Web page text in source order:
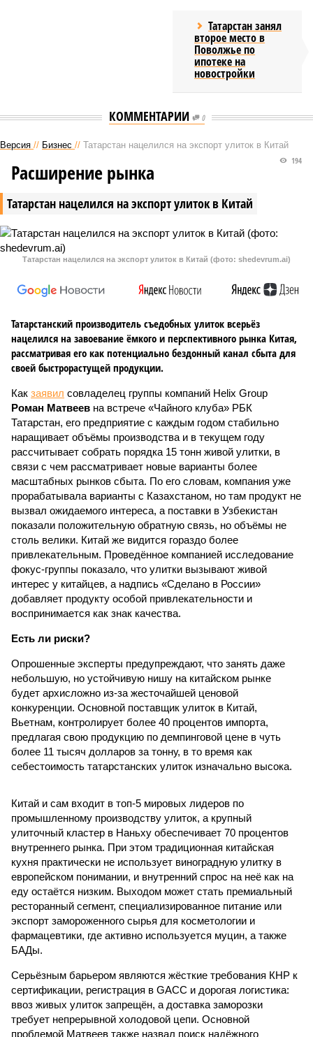
Татарстан занял
второе место в
Поволжье по
ипотеке на
новостройки
КОММЕНТАРИИ 0
Версия // Бизнес // Татарстан нацелился на экспорт улиток в Китай
Татарстан нацелился на экспорт улиток в Китай
194
Расширение рынка
Татарстан нацелился на экспорт улиток в Китай (фото: shedevrum.ai)
Татарстанский производитель съедобных улиток всерьёз
нацелился на завоевание ёмкого и перспективного рынка Китая,
рассматривая его как потенциально бездонный канал сбыта для
своей быстрорастущей продукции.
Как заявил совладелец группы компаний Helix Group
Роман Матвеев на встрече «Чайного клуба» РБК
Татарстан, его предприятие с каждым годом стабильно
наращивает объёмы производства и в текущем году
рассчитывает собрать порядка 15 тонн живой улитки, в
связи с чем рассматривает новые варианты более
масштабных рынков сбыта. По его словам, компания уже
прорабатывала варианты с Казахстаном, но там продукт не
вызвал ожидаемого интереса, а поставки в Узбекистан
показали положительную обратную связь, но объёмы не
столь велики. Китай же видится гораздо более
привлекательным. Проведённое компанией исследование
фокус-группы показало, что улитки вызывают живой
интерес у китайцев, а надпись «Сделано в России»
добавляет продукту особой привлекательности и
воспринимается как знак качества.
Есть ли риски?
Опрошенные эксперты предупреждают, что занять даже
небольшую, но устойчивую нишу на китайском рынке
будет архисложно из-за жесточайшей ценовой
конкуренции. Основной поставщик улиток в Китай,
Вьетнам, контролирует более 40 процентов импорта,
предлагая свою продукцию по демпинговой цене в чуть
более 11 тысяч долларов за тонну, в то время как
себестоимость татарстанских улиток изначально высока.
Китай и сам входит в топ-5 мировых лидеров по
промышленному производству улиток, а крупный
улиточный кластер в Наньху обеспечивает 70 процентов
внутреннего рынка. При этом традиционная китайская
кухня практически не использует виноградную улитку в
европейском понимании, и внутренний спрос на неё как на
еду остаётся низким. Выходом может стать премиальный
ресторанный сегмент, специализированное питание или
экспорт замороженного сырья для косметологии и
фармацевтики, где активно используется муцин, а также
БАДы.
Серьёзным барьером являются жёсткие требования КНР к
сертификации, регистрация в GACC и дорогая логистика:
ввоз живых улиток запрещён, а доставка заморозки
требует непрерывной холодовой цепи. Основной
проблемой Матвеев также назвал поиск надёжного